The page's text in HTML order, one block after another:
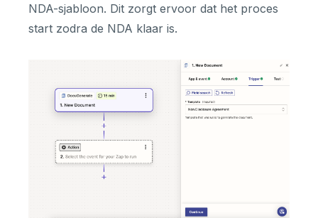
NDA-sjabloon. Dit zorgt ervoor dat het proces
start zodra de NDA klaar is.